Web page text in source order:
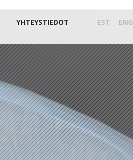
YHTEYSTIEDOT EST ENG